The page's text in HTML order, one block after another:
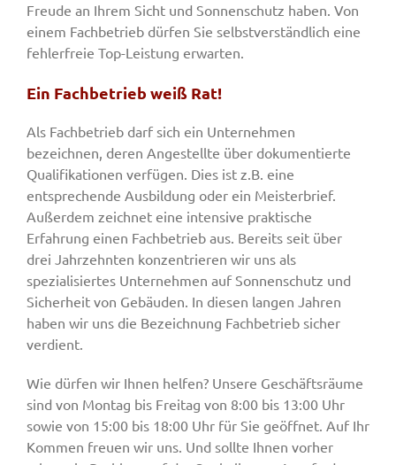
Freude an Ihrem Sicht und Sonnenschutz haben. Von
einem Fachbetrieb dürfen Sie selbstverständlich eine
fehlerfreie Top-Leistung erwarten.
Ein Fachbetrieb weiß Rat!
Als Fachbetrieb darf sich ein Unternehmen
bezeichnen, deren Angestellte über dokumentierte
Qualifikationen verfügen. Dies ist z.B. eine
entsprechende Ausbildung oder ein Meisterbrief.
Außerdem zeichnet eine intensive praktische
Erfahrung einen Fachbetrieb aus. Bereits seit über
drei Jahrzehnten konzentrieren wir uns als
spezialisiertes Unternehmen auf Sonnenschutz und
Sicherheit von Gebäuden. In diesen langen Jahren
haben wir uns die Bezeichnung Fachbetrieb sicher
verdient.
Wie dürfen wir Ihnen helfen? Unsere Geschäftsräume
sind von Montag bis Freitag von 8:00 bis 13:00 Uhr
sowie von 15:00 bis 18:00 Uhr für Sie geöffnet. Auf Ihr
Kommen freuen wir uns. Und sollte Ihnen vorher